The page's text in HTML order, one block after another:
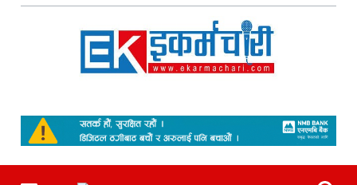
Skip